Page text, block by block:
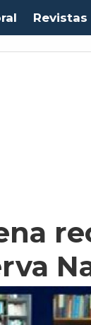
Revistas